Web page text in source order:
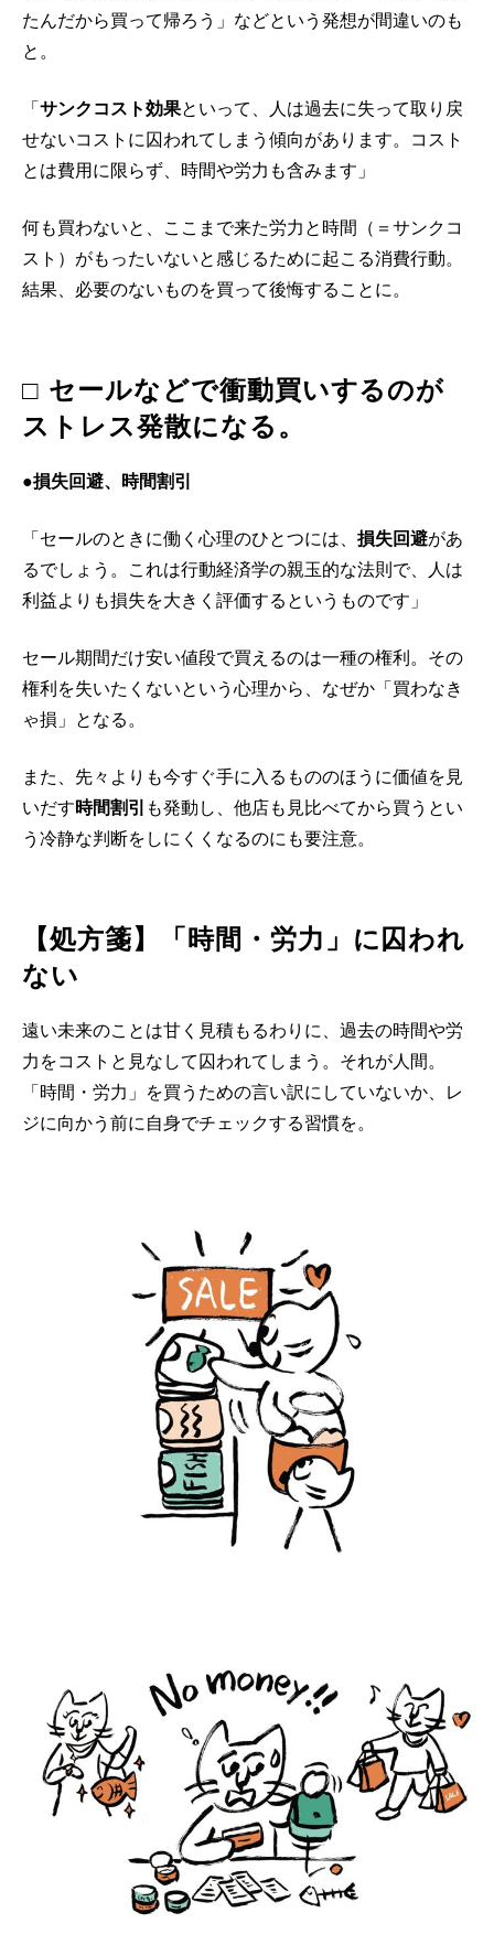
たんだから買って帰ろう」などという発想が間違いのも
と。
「 サンクコスト効果といって、人は過去に失って取り戻
せないコストに囚われてしまう傾向があります。コスト
とは費用に限らず、時間や労力も含みます」
何も買わないと、ここまで来た労力と時間（＝サンクコ
スト）がもったいないと感じるために起こる消費行動。
結果、必要のないものを買って後悔することに。
□ セールなどで衝動買いするのが
ストレス発散になる。
●損失回避、時間割引
「セールのときに働く心理のひとつには、 損失回避があ
るでしょう。これは行動経済学の親玉的な法則で、人は
利益よりも損失を大きく評価するというものです」
セール期間だけ安い値段で買えるのは一種の権利。その
権利を失いたくないという心理から、なぜか「買わなき
ゃ損」となる。
また、先々よりも今すぐ手に入るもののほうに価値を見
いだす時間割引 も発動し、他店も見比べてから買うとい
う冷静な判断をしにくくなるのにも要注意。
【処方箋】「時間・労力」に囚われ
ない
遠い未来のことは甘く見積もるわりに、過去の時間や労
力をコストと見なして囚われてしまう。それが人間。
「時間・労力」を買うための言い訳にしていないか、レ
ジに向かう前に自身でチェックする習慣を。